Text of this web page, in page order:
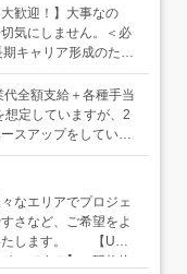
理のサポート：職
所に目印をつけ、事
う水分補給のお声が
て記録を残します。
ルが予定通り進むよ
を記入します。など
使い方等、ビジネス
、メモの取り方や
滑に進めるための基
。パソコンの使い方
う。メールや報告書
歓迎！】大事なの
気にしません。＜必
キャリア形成のた
ちの方（AT限定で
達成する喜びを感じて
にするために、一歩
・アミューズメント
派な管理者・技術者
します！
全額支給＋各種手当
定していますが、2
スアップをしていき
／未経験入社1年目
29歳／未経験入社6年
収600万円：35歳／
種手当含む）
なエリアでプロジェ
さなど、ご希望をよ
たします。 【U・I
インです！】 研修終